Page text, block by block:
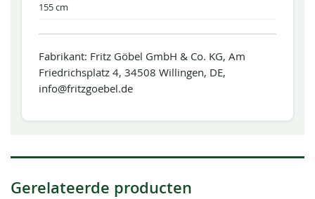
155 cm
Fabrikant: Fritz Göbel GmbH & Co. KG, Am
Friedrichsplatz 4, 34508 Willingen, DE,
info@fritzgoebel.de
Gerelateerde producten